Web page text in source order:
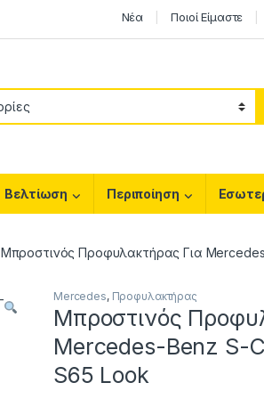
Νέα Ποιοί Είμαστε
Βελτίωση Περιποίηση
Μπροστινός Προφυλακτήρας Για
Mercedes, Προφυλακτήρας
Μπροστινός
Mercedes-Benz S-
S65 Look